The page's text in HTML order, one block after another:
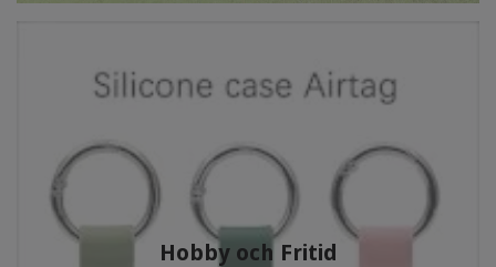
Hobby och Fritid